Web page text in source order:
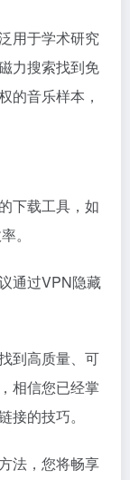
用于学术研究
力搜索找到免
的音乐样本，
下载工具，如
。
通过VPN隐藏
到高质量、可
相信您已经掌
的技巧。
法，您将畅享